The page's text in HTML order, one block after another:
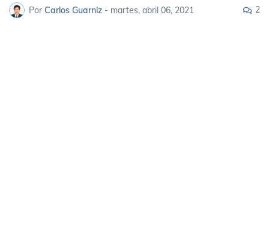
Por Carlos Guarniz - martes, abril 06, 2021 2